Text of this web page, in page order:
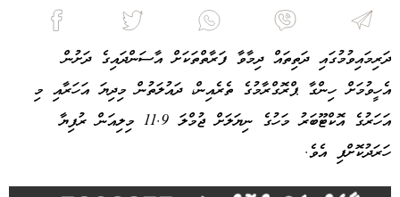
ދަރިމައިވުމުގައި ދަތިތައް ދިމާވާ ފަރާތްތަކަށް އާސަންދައިގެ ދަށުން
އެހީވުމަށް ހިންގާ ޕްރޮގްރާމުގެ ތެރެއިން، ދައުލަތުން މިދިޔަ އަހަރާއި މި
އަހަރުގެ އޮކްޓޫބަރު މަހުގެ ނިޔަލަށް ޖުމްލަ 11.9 މިލިއަން ރުފިޔާ
ހަރަދުކޮށްފި އެވެ.